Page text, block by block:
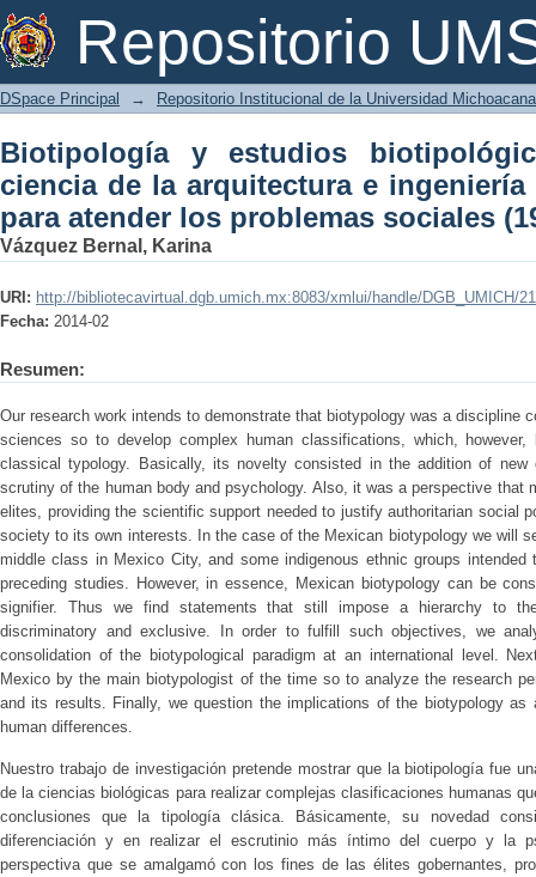
Repositorio
Biotipología y estudios
ingeniería del cuerpo humano para
DSpace Principal → Repositorio Institucional de la Universidad
Biotipología y estudios
ciencia de la arquitectura e
para atender los problemas sociales
Vázquez Bernal, Karina
URI: http://bibliotecavirtual.dgb.umich.mx:8083/xmlui/handle/DGB_UMICH/
Fecha: 2014-02
Resumen:
Our research work intends to demonstrate that biotypology was a discipline
sciences so to develop complex human classifications, which,
classical typology. Basically, its novelty consisted in the addition of new
scrutiny of the human body and psychology. Also, it was a perspective that
elites, providing the scientific support needed to justify authoritarian social
society to its own interests. In the case of the Mexican biotypology we will
middle class in Mexico City, and some indigenous ethnic groups
preceding studies. However, in essence, Mexican biotypology can be
signifier. Thus we find statements that still impose a hierarchy to
discriminatory and exclusive. In order to fulfill such objectives, we
consolidation of the biotypological paradigm at an international level.
Mexico by the main biotypologist of the time so to analyze the research
and its results. Finally, we question the implications of the biotypology
human differences.
Nuestro trabajo de investigación pretende mostrar que la biotipología fue
de la ciencias biológicas para realizar complejas clasificaciones humanas
conclusiones que la tipología clásica. Básicamente, su novedad
diferenciación y en realizar el escrutinio más íntimo del cuerpo y la
perspectiva que se amalgamó con los fines de las élites gobernantes,